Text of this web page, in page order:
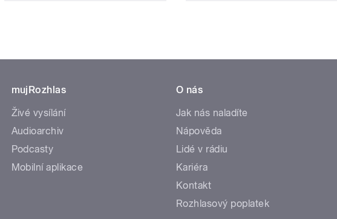
mujRozhlas
Živé vysílání
Audioarchiv
Podcasty
Mobilní aplikace
O nás
Jak nás naladíte
Nápověda
Lidé v rádiu
Kariéra
Kontakt
Rozhlasový poplatek